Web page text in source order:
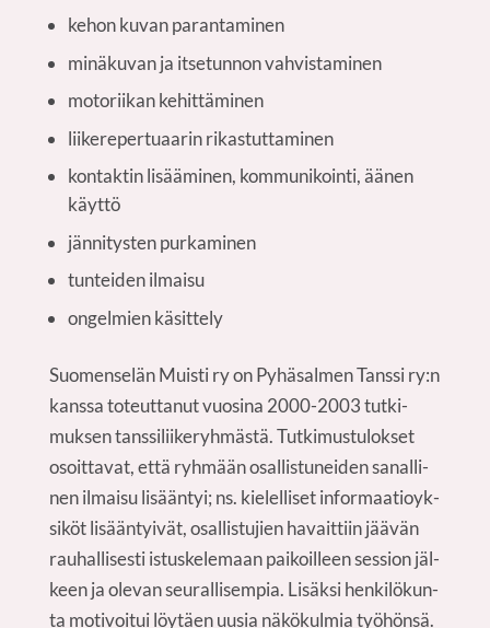
kehon kuvan parantaminen
minä­ku­van ja itse­tun­non vahvistaminen
moto­rii­kan kehittäminen
lii­ke­re­per­tu­aa­rin rikastuttaminen
kon­tak­tin lisää­mi­nen, kom­mu­ni­koin­ti, äänen
käyttö
jän­ni­tys­ten purkaminen
tun­tei­den ilmaisu
ongel­mien käsittely
Suo­men­se­län Muis­ti ry on Pyhä­sal­men Tans­si ry:n
kans­sa toteut­ta­nut vuo­si­na 2000-2003 tut­ki­
muk­sen tans­si­lii­ke­ryh­mäs­tä. Tut­ki­mus­tu­lok­set
osoit­ta­vat, että ryh­mään osal­lis­tu­nei­den sanal­li­
nen ilmai­su lisään­tyi; ns. kie­lel­li­set infor­maa­tio­yk­
si­köt lisään­tyi­vät, osal­lis­tu­jien havait­tiin jää­vän
rau­hal­li­ses­ti istus­ke­le­maan pai­koil­leen ses­sion jäl­
keen ja ole­van seu­ral­li­sem­pia. Lisäk­si hen­ki­lö­kun­
ta moti­voi­tui löy­täen uusia näkö­kul­mia työhönsä.